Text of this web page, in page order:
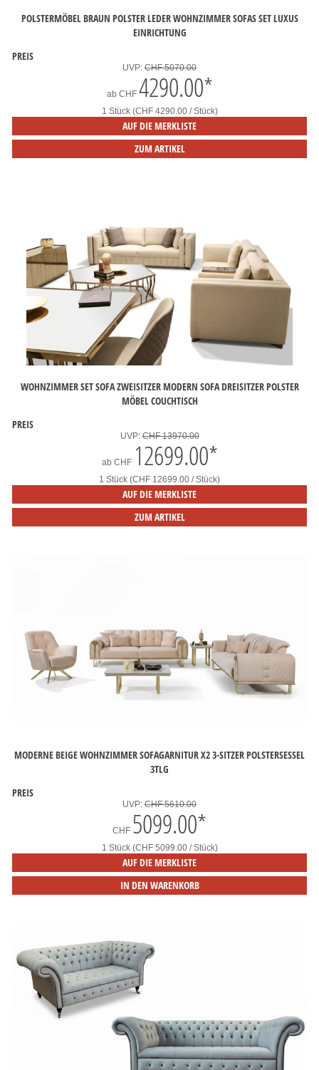
POLSTERMÖBEL BRAUN POLSTER LEDER WOHNZIMMER SOFAS SET LUXUS
EINRICHTUNG
PREIS
UVP: CHF 5070.00
ab CHF 4290.00*
1 Stück (CHF 4290.00 / Stück)
AUF DIE MERKLISTE
ZUM ARTIKEL
WOHNZIMMER SET SOFA ZWEISITZER MODERN SOFA DREISITZER POLSTER
MÖBEL COUCHTISCH
PREIS
UVP:CHF 13970.00
ab CHF 12699.00*
1 Stück (CHF 12699.00 / Stück)
AUF DIE MERKLISTE
ZUM ARTIKEL
MODERNE BEIGE WOHNZIMMER SOFAGARNITUR X2 3-SITZER POLSTERSESSEL
3TLG
PREIS
UVP: CHF 5610.00
CHF 5099.00*
1 Stück (CHF 5099.00 / Stück)
AUF DIE MERKLISTE
IN DEN WARENKORB